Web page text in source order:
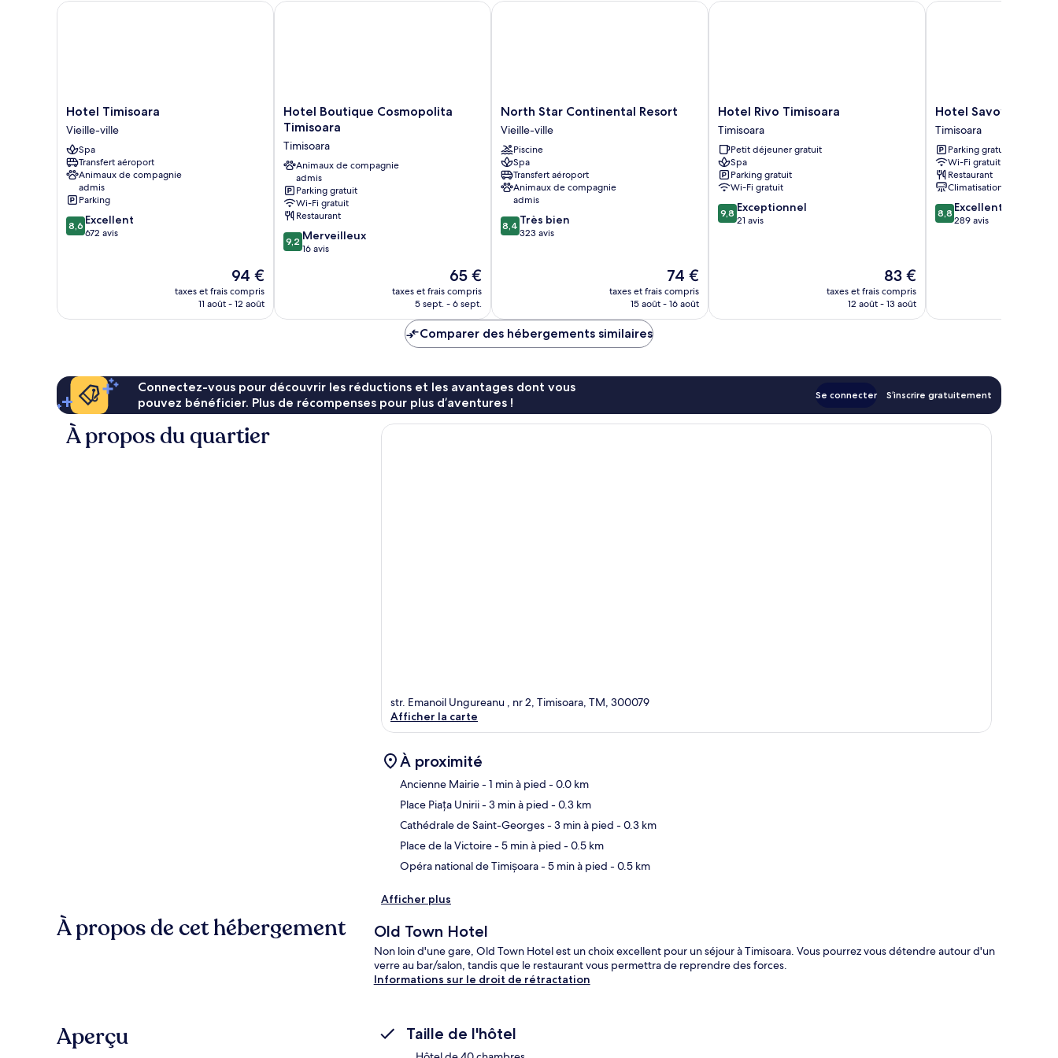
Chambre
Appartement
Hotel
Timisoara
Vieille-
ville
Hotel Timisoara
Vieille-ville
Spa
Transfert aéroport
Animaux de compagnie
admis
Parking
8.6
sur
8,6 Excellent
672 avis
Le
nouveau
prix
94 €
taxes et frais compris
11 août - 12 août
Hotel Timisoara
Hotel
Boutique
Timisoara
Timisoara
Hotel Boutique Cosmopolita
Timisoara
Timisoara
Animaux de compagnie
admis
Parking gratuit
Wi-Fi gratuit
Restaurant
9.2
sur
9,2 Merveilleux
16 avis
Le
nouveau
prix
de
65 €
65 €
taxes et frais compris
5 sept. - 6 sept.
Hotel Boutique Cosmopolita Timisoara
North
Star
Continental
Resort
Vieille-
ville
North Star Continental Resort
Vieille-ville
Piscine
Spa
Transfert aéroport
Animaux de compagnie
admis
8.4
sur
8,4 Très bien
323 avis
Le
nouveau
prix
74 €
taxes et frais compris
15 août - 16 août
North Star Continental Resort
Hotel
Rivo
Timisoara
Timisoara
Hotel Rivo Timisoara
Timisoara
Petit déjeuner gratuit
Spa
Parking gratuit
Wi-Fi gratuit
9.8
sur
9,8 Exceptionnel
21 avis
Le
nouveau
prix
83 €
taxes et frais compris
12 août - 13 août
Hotel Rivo Timisoara
Hotel
Savoy
Timisoara
Hotel Savoy
Timisoara
Parking gratuit
Wi-Fi gratuit
Restaurant
Climatisation
8.8
sur
8,8 Excellent
289 avis
Hotel Savoy
Comparer des hébergements similaires
Connectez-vous pour découvrir les réductions et les avantages dont vous
pouvez bénéficier. Plus de récompenses pour plus d’aventures !
Se connecter S’inscrire gratuitement
À propos du quartier
str. Emanoil Ungureanu , nr 2, Timisoara, TM, 300079
Afficher la carte
À proximité
Ancienne Mairie- 1 min à pied - 0.0 km
Place Piața Unirii- 3 min à pied - 0.3 km
Cathédrale de Saint-Georges- 3 min à pied - 0.3 km
Place de la Victoire- 5 min à pied - 0.5 km
Opéra national de Timișoara- 5 min à pied - 0.5 km
Afficher plus
À propos de cet hébergement Old Town Hotel
Non loin d'une gare, Old Town Hotel est un choix excellent pour un séjour à Timisoara. Vous pourrez vous détendre autour d'un
verre au bar/salon, tandis que le restaurant vous permettra de reprendre des forces.
Informations sur le droit de rétractation
Aperçu Taille de l'hôtel